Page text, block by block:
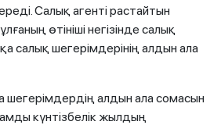
Салық агенті растайтын
өтініші негізінде салық
салық шегерімдерінің алдын ала
шегерімдердің алдын ала сомасын
күнтізбелік жылдың